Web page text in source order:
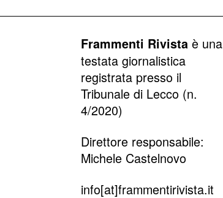
Frammenti Rivista è una
testata giornalistica
registrata presso il
Tribunale di Lecco (n.
4/2020)
Direttore responsabile:
Michele Castelnovo
info[at]frammentirivista.it